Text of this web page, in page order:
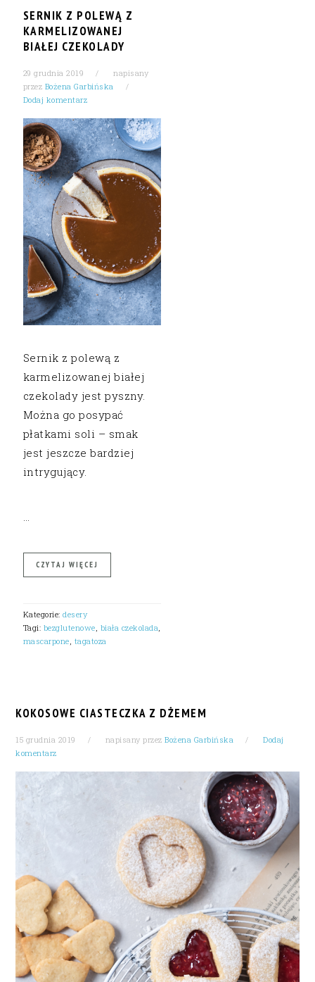
SERNIK Z POLEWĄ Z
KARMELIZOWANEJ
BIAŁEJ CZEKOLADY
29 grudnia 2019
napisany
przez Bożena Garbińska
Dodaj komentarz
Sernik z polewą z
karmelizowanej białej
czekolady jest pyszny.
Można go posypać
płatkami soli – smak
jest jeszcze bardziej
intrygujący.
…
CZYTAJ WIĘCEJ
Kategorie:desery
Tagi: bezglutenowe, biała czekolada,
mascarpone, tagatoza
KOKOSOWE CIASTECZKA Z DŻEMEM
15 grudnia 2019 napisany przezBożena Garbińska
Dodaj
komentarz